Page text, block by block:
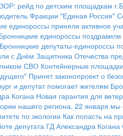
рейд по детским площадкам
Фракции "Единая Россия"
единороссы приняли активное
единороссы
Бронницкие депутаты-единороссы
с Днём Защитника Отечества
СВО Контейнерные
Принят законопроект о
и депутат помогает жителям
Когана Новая гарантия для
нашего региона. 22 января
по экологии Как попасть на
депутата ГД Александра Когана